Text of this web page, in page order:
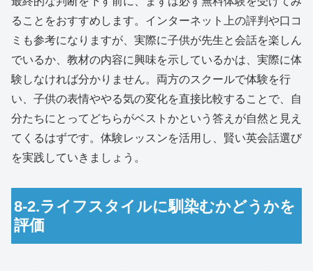
ることをおすすめします。インターネット上の評判や口コ
ミも参考になりますが、実際に子供が先生と会話を楽しん
でいるか、教材の内容に興味を示しているかは、実際に体
験しなければ分かりません。両方のスクールで体験を行
い、子供の表情ややる気の変化を直接比較することで、自
分たちにとってどちらがベストかという答えが自然と見え
てくるはずです。体験レッスンを活用し、賢い英会話選び
を実践していきましょう。
8-2.ライフスタイルに馴染むかどうかを
評価